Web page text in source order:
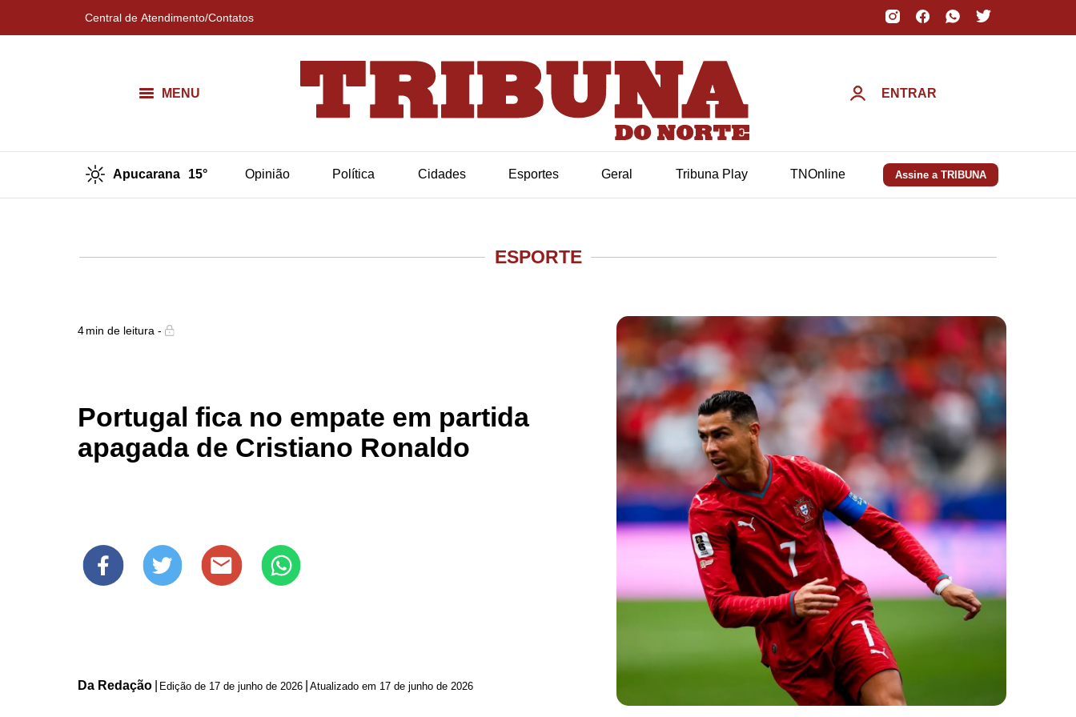
Central de Atendimento/Contatos
MENU ENTRAR
Apucarana 15° Opinião Política Cidades Esportes Geral Tribuna Play TNOnline Assine a TRIBUNA
ESPORTE
4min de leitura -
Portugal fica no empate em partida
apagada de Cristiano Ronaldo
Da Redação Edição de 17 de junho de 2026 Atualizado em 17 de junho de 2026